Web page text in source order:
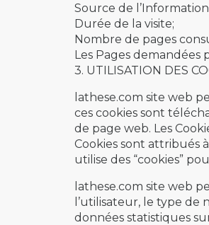
Source de
Durée de la visite;
Nombre de pages
Les Pages demandées
3. UTILISATION DES
lathese.com site web
ces cookies sont
de page web. Les
Cookies sont attribués
utilise des “cookies”
lathese.com site web
l’utilisateur, le type
données statistiques